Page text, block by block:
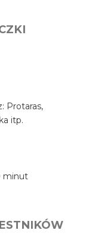
Protaras,
itp.
minut